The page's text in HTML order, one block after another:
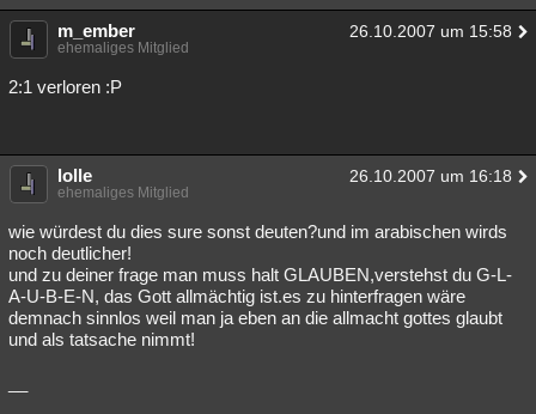
weitere Rubriken
Philosophie Träume
Musik Clash Verbesserungen Allmystery English
Übersichten
Besucht Teilgenommen Alle Neue Geschlossen
Lesenswert Schlüsselwörter
m_ember 26.10.2007 um 15:58
ehemaliges Mitglied
2:1 verloren :P
lolle 26.10.2007 um 16:18
ehemaliges Mitglied
wie würdest du dies sure sonst deuten?und im arabischen wirds
noch deutlicher!
und zu deiner frage man muss halt GLAUBEN,verstehst du G-L-
A-U-B-E-N, das Gott allmächtig ist.es zu hinterfragen wäre
demnach sinnlos weil man ja eben an die allmacht gottes glaubt
und als tatsache nimmt!